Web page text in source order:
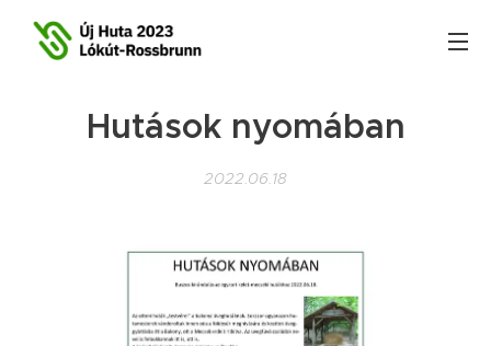
Hutások nyomában
2022.06.18